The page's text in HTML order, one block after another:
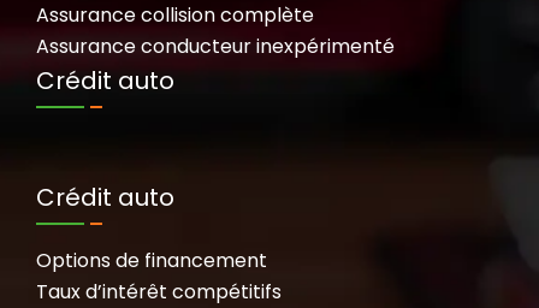
Assurance collision complète
Assurance conducteur inexpérimenté
Crédit auto
Crédit auto
Options de financement
Taux d’intérêt compétitifs